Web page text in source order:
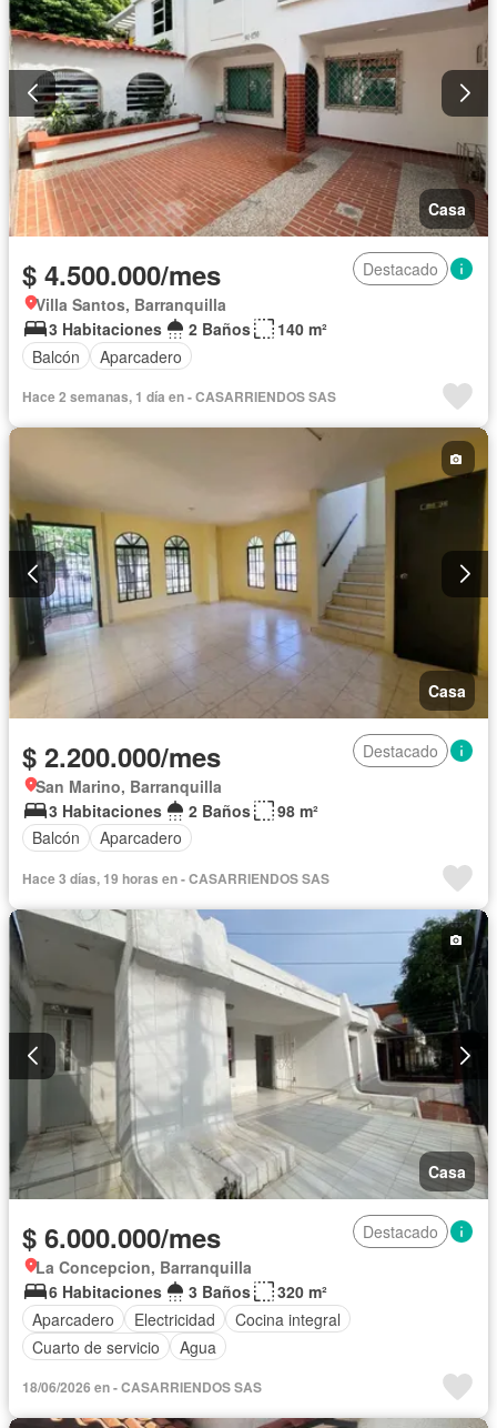
Casa
$ 4.500.000/mes
Destacado
Villa Santos, Barranquilla
3 Habitaciones
2 Baños
140 m²
Balcón
Aparcadero
Hace 2 semanas, 1 día en - CASARRIENDOS SAS
Casa
$ 2.200.000/mes
Destacado
San Marino, Barranquilla
3 Habitaciones
2 Baños
98 m²
Balcón
Aparcadero
Hace 3 días, 19 horas en - CASARRIENDOS SAS
Casa
$ 6.000.000/mes
Destacado
La Concepcion, Barranquilla
6 Habitaciones
3 Baños
320 m²
Aparcadero
Electricidad
Cocina integral
Cuarto de servicio
Agua
18/06/2026 en - CASARRIENDOS SAS